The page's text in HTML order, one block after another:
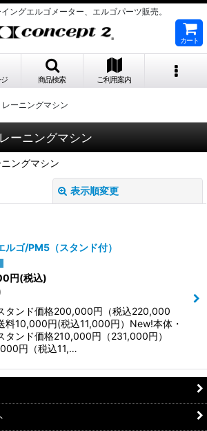
ングエルゴメーター、エルゴパーツ販売。
カート
商品検索 ご利用案内
ーニングマシン
ーニングマシン
ングマシン
表示順変更
絞り込む
ルゴ/PM5（スタンド付）
円(税込)
タンド価格200,000円（税込220,000
10,000円(税込11,000円）New!本体・
タンド価格210,000円（231,000円）
円（税込11,…